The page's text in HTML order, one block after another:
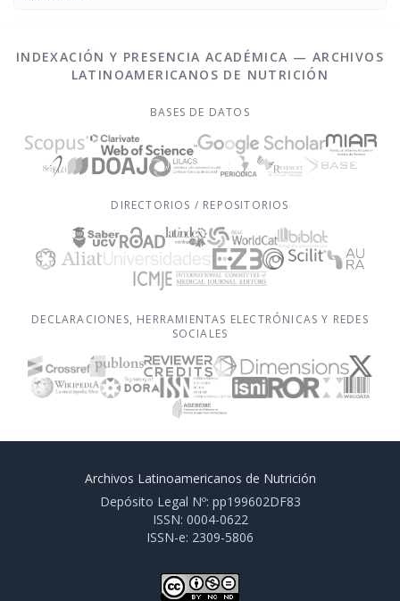
INDEXACIÓN Y PRESENCIA ACADÉMICA — ARCHIVOS
LATINOAMERICANOS DE NUTRICIÓN
BASES DE DATOS
DIRECTORIOS / REPOSITORIOS
DECLARACIONES, HERRAMIENTAS ELECTRÓNICAS Y REDES
SOCIALES
Archivos Latinoamericanos de Nutrición
Depósito Legal Nº: pp199602DF83
ISSN: 0004-0622
ISSN-e: 2309-5806